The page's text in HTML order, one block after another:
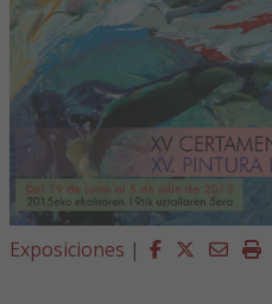
Exposiciones | Facebook
Twitter
Email